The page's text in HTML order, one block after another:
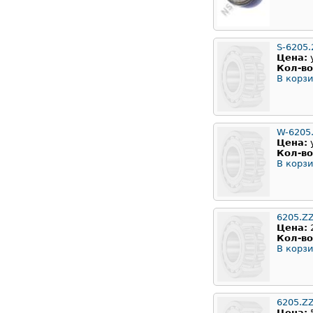
S-
Цена:
Кол-
В
W-
Цена:
Кол-
В
Цена:
Кол-
В